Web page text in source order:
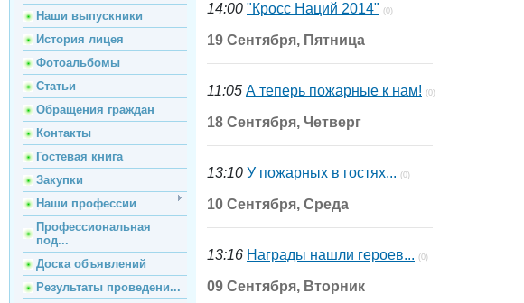
Наши выпускники
История лицея
Фотоальбомы
Статьи
Обращения граждан
Контакты
Гостевая книга
Закупки
Наши профессии
Профессиональная
под...
Доска объявлений
Результаты проведени...
14:00 "Кросс Наций 2014" (0)
19 Сентября, Пятница
11:05 А теперь пожарные к нам! (0)
18 Сентября, Четверг
13:10 У пожарных в гостях... (0)
10 Сентября, Среда
13:16 Награды нашли героев... (0)
09 Сентября, Вторник